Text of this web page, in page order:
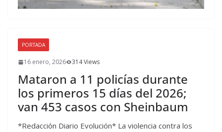
PORTADA
16 enero, 2026 314 Views
Mataron a 11 policías durante
los primeros 15 días del 2026;
van 453 casos con Sheinbaum
*Redacción Diario Evolución* La violencia contra los